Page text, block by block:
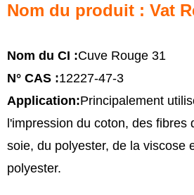
Nom du produit : Vat
Nom du CI :Cuve Rouge 31
N° CAS :12227-47-3
Application:Principalement
l'impression du coton, des fibres
soie, du polyester, de la viscose
polyester.